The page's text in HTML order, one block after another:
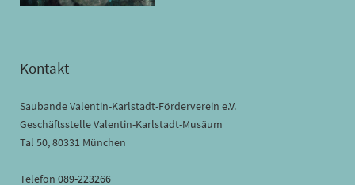
Kontakt
Saubande Valentin-Karlstadt-Förderverein e.V.
Geschäftsstelle Valentin-Karlstadt-Musäum
Tal 50, 80331 München
Telefon 089-223266